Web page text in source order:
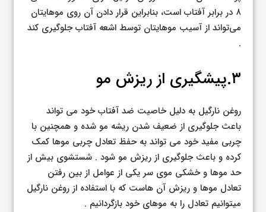
۸ در برابر آفتاب است، بنابراین قرار دادن آن روی موهایتان
می‌تواند از آسیب موهایتان توسط اشعه آفتاب جلوگیری کند
.
۳.پیشگیری از ریزش مو
روغن نارگیل به دلیل خاصیت ضد آفتاب خود می تواند
باعث جلوگیری از ضعیف شدن ریشه مو شده و همچنین با
چربی مفید خود می تواند به حفظ تعادل چربی موها کمک
کرده و باعث جلوگیری از ریزش مو شود . شستشوی بیش از
حد موها و خشکی موی سر یکی از عوامل از بین رفتن
تعادل موها و ریزش آن هاست که با استفاده از روغن نارگیل
میتوانیم تعادل را به موهای خود بازگردانیم .